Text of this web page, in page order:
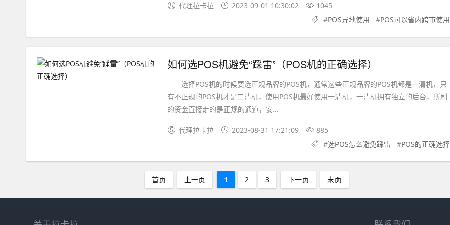
代理拉卡拉 2023-09-01 10:30:02
1045
#POS异地使用 #POS可以省内跨市使用
如何选POS机避免“踩雷”（POS机的正确选择）
选择POS机的时候要选正规品牌的POS机，通常这些正规品牌的POS机都是一清机，只
有不正规的POS机才是二清机，使用POS机最好使用一清机，一清机拥有独立的后台，所刷
的资金直接走的是正规的通道，安...
代理拉卡拉 2023-08-31 17:21:09
885
#选POS怎么避免踩雷 #POS的正确选择
首页 上一页 1 2 3 下一页 末页